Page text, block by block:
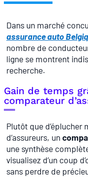
Dans un marché
assurance auto
nombre de
ligne se montrent
recherche.
Gain de temps
comparateur
Plutôt que
d’assureurs, un
une synthèse
visualisez d’un coup
sans perdre de